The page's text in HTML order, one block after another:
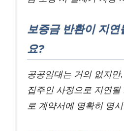
보증금 반환이 지연
요?
공공임대는 거의 없지
집주인 사정으로 지연
로 계약서에 명확히 명